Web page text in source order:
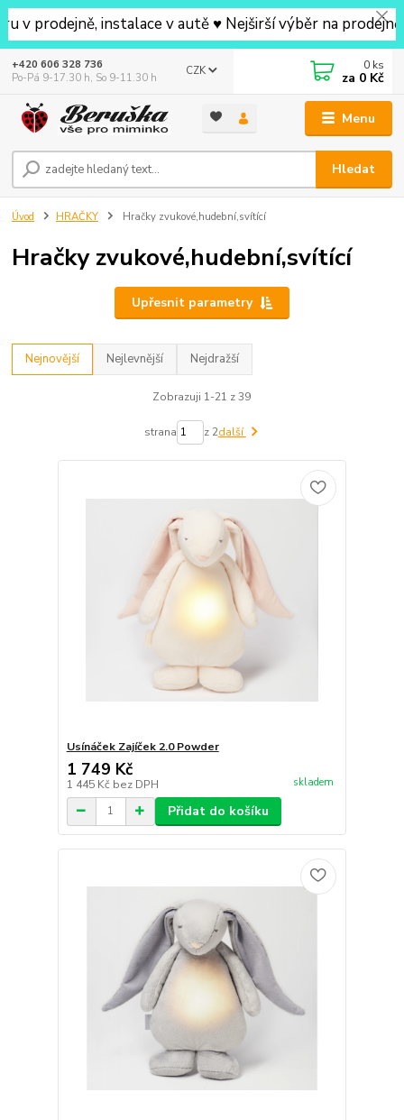
instalace v autě ♥ Nejširší výběr na prodejně v
Menu
CZK
Hledat
+420 606 328 736
Po-Pá 9-17.30 h, So 9-11.30 h
0 ks
za 0 Kč
Úvod HRAČKY Hračky zvukové,hudební,svítící
Hračky zvukové,hudební,svítící
Upřesnit parametry
Nejnovější Nejlevnější Nejdražší
Zobrazuji 1-21 z 39
strana z 2další
Usínáček Zajíček 2.0 Powder
1 749 Kč
1 445 Kč bez DPH skladem
Přidat do košíku